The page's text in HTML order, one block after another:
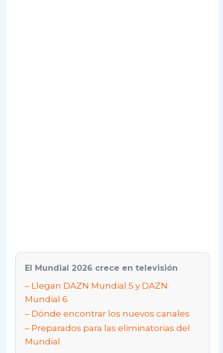
El Mundial 2026 crece en televisión
Llegan DAZN Mundial 5 y DAZN
Mundial 6
Dónde encontrar los nuevos canales
Preparados para las eliminatorias del
Mundial